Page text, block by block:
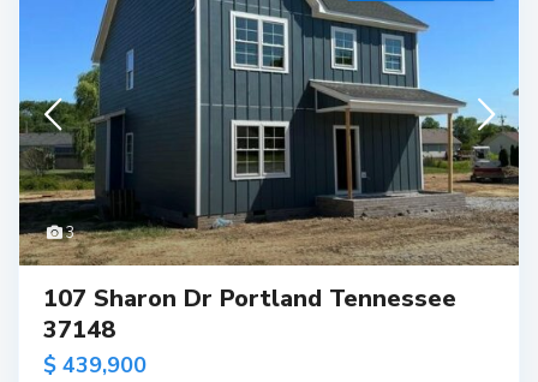
3
107 Sharon Dr Portland Tennessee
37148
$ 439,900